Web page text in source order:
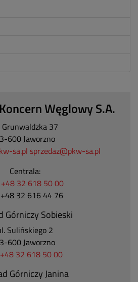
Węglowy S.A.
Grunwaldzka 37
600 Jaworzno
sa.pl sprzedaz@pkw-sa.pl
Centrala:
+48 32 618 50 00
32 616 44 76
Górniczy Sobieski
Sulińskiego 2
600 Jaworzno
+48 32 618 50 00
Górniczy Janina